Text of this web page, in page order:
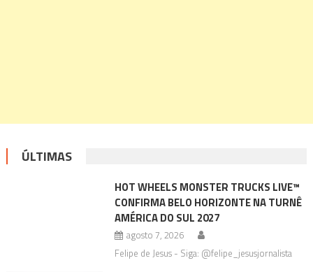
ÚLTIMAS
HOT WHEELS MONSTER TRUCKS LIVE™
CONFIRMA BELO HORIZONTE NA TURNÊ
AMÉRICA DO SUL 2027
agosto 7, 2026
Felipe de Jesus - Siga: @felipe_jesusjornalista